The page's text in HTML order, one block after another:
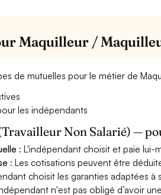
Maquilleur /
de mutuelles pour le métier de
les indépendants
Non Salarié) —
: L'indépendant choisit et paie lui-
: Les cotisations peuvent être
choisit les garanties adaptées
n'est pas obligé d’avoir